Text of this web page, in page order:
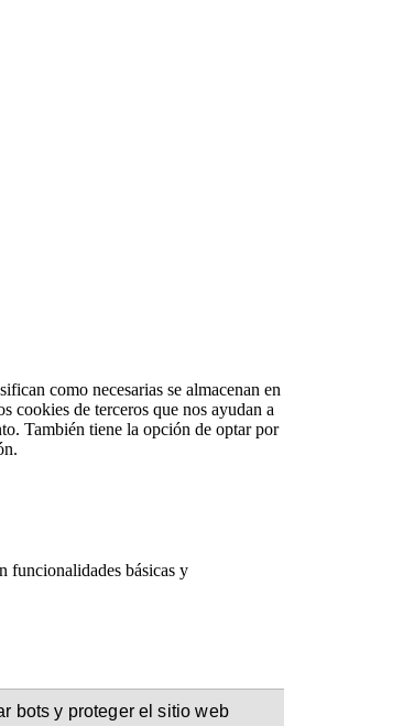
como necesarias se almacenan en
cookies de terceros que nos ayudan a
También tiene la opción de optar por
funcionalidades básicas y
bots y proteger el sitio web